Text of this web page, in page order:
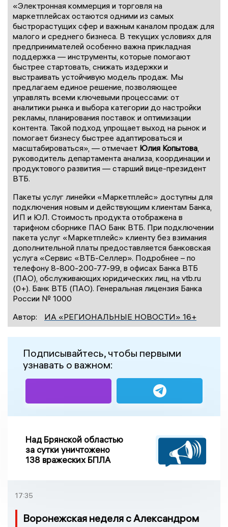
«Электронная коммерция и торговля на
маркетплейсах остаются одними из самых
быстрорастущих сфер и важным каналом продаж для
малого и среднего бизнеса. В текущих условиях для
предпринимателей особенно важна прикладная
поддержка — инструменты, которые помогают
быстрее стартовать, снижать издержки и
выстраивать устойчивую модель продаж. Мы
предлагаем единое решение, позволяющее
управлять всеми ключевыми процессами: от
аналитики рынка и выбора категории до настройки
рекламы, планирования поставок и оптимизации
контента. Такой подход упрощает выход на рынок и
помогает бизнесу быстрее адаптироваться и
масштабироваться», — отмечает Юлия Копытова,
руководитель департамента анализа, координации и
продуктового развития — старший вице-президент
ВТБ.
Пакеты услуг линейки «Маркетплейс» доступны для
подключения новым и действующим клиентам Банка,
ИП и ЮЛ. Стоимость продукта отображена в
тарифном сборнике ПАО Банк ВТБ. При подключении
пакета услуг «Маркетплейс» клиенту без взимания
дополнительной платы предоставляется банковская
услуга «Сервис «ВТБ-Селлер». Подробнее – по
телефону 8-800-200-77-99, в офисах Банка ВТБ
(ПАО), обслуживающих юридических лиц, на vtb.ru
(0+). Банк ВТБ (ПАО). Генеральная лицензия Банка
России № 1000
Автор:
ИА «РЕГИОНАЛЬНЫЕ НОВОСТИ» 16+
Подписывайтесь, чтобы первыми
узнавать о важном:
Над Брянской областью
за сутки уничтожено
138 вражеских БПЛА
17:35
Воронежская неделя с Александром